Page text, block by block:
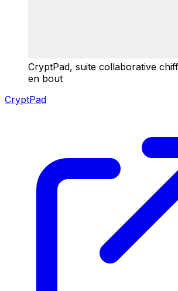
CryptPad, suite collaborative
en bout
CryptPad